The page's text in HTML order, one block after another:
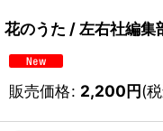
花のうた / 左右社編集
販売価格: 2,200円(